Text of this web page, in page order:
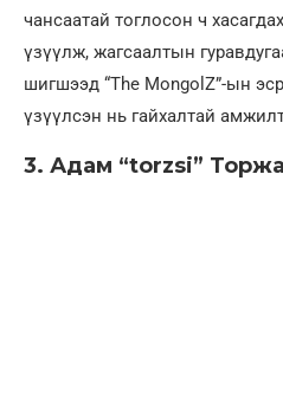
чансаатай тоглосон ч
үзүүлж, жагсаалтын
шигшээд “The MongolZ”-ын
үзүүлсэн нь гайхалтай
3. Адам “torzsi”